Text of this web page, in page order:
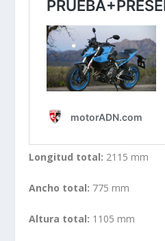
Longitud total: 2115 mm
Ancho total: 775 mm
Altura total: 1105 mm